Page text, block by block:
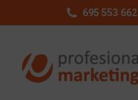
695 553 662